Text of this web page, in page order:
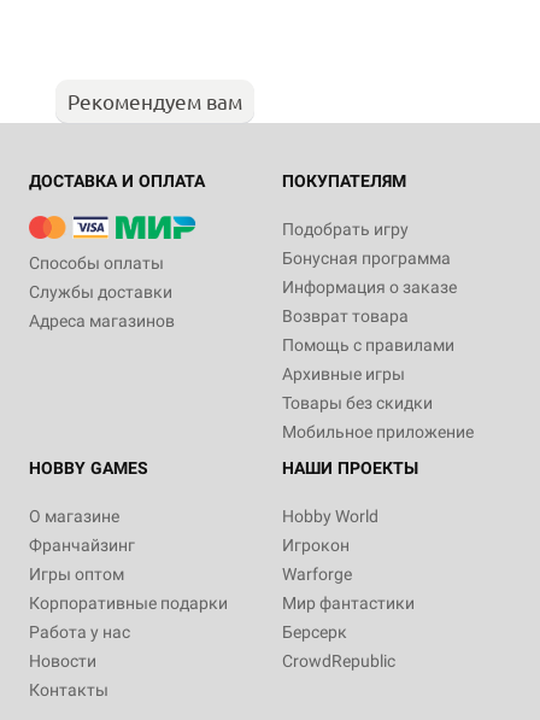
Рекомендуем вам
ДОСТАВКА И ОПЛАТА
Способы оплаты
Службы доставки
Адреса магазинов
ПОКУПАТЕЛЯМ
Подобрать игру
Бонусная программа
Информация о заказе
Возврат товара
Помощь с правилами
Архивные игры
Товары без скидки
Мобильное приложение
HOBBY GAMES
О магазине
Франчайзинг
Игры оптом
Корпоративные подарки
Работа у нас
Новости
Контакты
НАШИ ПРОЕКТЫ
Hobby World
Игрокон
Warforge
Мир фантастики
Берсерк
CrowdRepublic